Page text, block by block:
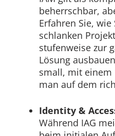
beherrschbar,
Erfahren Sie,
schlanken
stufenweise zur
Lösung
small, mit einem
man auf dem
Identity &
Während IAG